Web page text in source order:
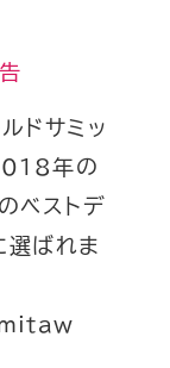
ドサミッ
年の
ベストデ
選ばれま